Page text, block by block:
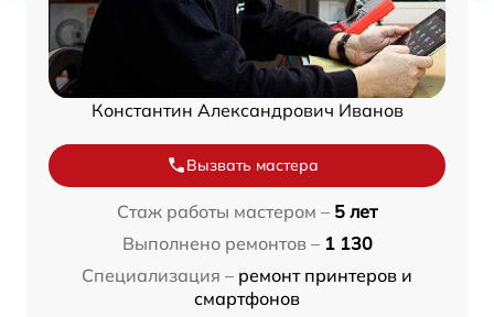
Константин Александрович Иванов
Вызвать мастера
Стаж работы мастером – 5 лет
Выполнено ремонтов – 1 130
Специализация – ремонт принтеров и
смартфонов